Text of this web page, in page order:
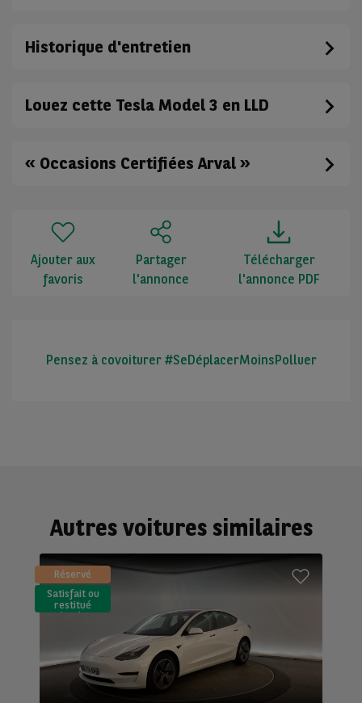
Historique d'entretien
Louez cette Tesla Model 3 en LLD
« Occasions Certifiées Arval »
Ajouter aux
favoris
Partager
l'annonce
Télécharger
l'annonce PDF
Pensez à covoiturer #SeDéplacerMoinsPolluer
Autres voitures similaires
Réservé
Satisfait ou
restitué
(LLD)*